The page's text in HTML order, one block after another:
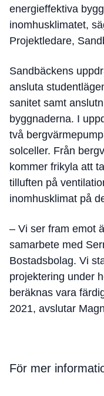
energieffektiva
inomhusklimatet,
Projektledare,
Sandbäckens
ansluta
sanitet samt
byggnaderna. I
två
solceller. Från
kommer frikyla att
tilluften på
inomhusklimat på
– Vi ser fram emot
samarbete med
Bostadsbolag. Vi
projektering under
beräknas vara
2021, avslutar
För mer